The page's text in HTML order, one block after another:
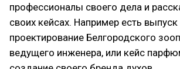
профессионалы своего дела и
своих кейсах. Например есть выпуск
проектирование Белгородского
ведущего инженера, или кейс